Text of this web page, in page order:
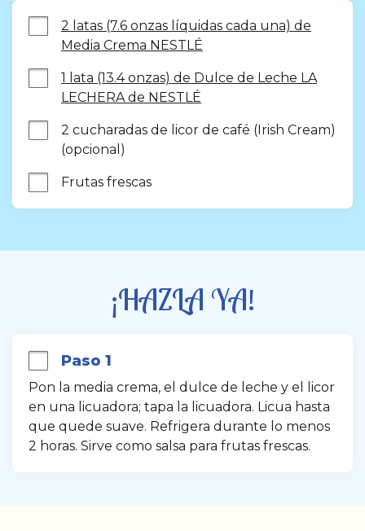
2 latas (7.6 onzas líquidas cada una) de
Media Crema NESTLÉ
1 lata (13.4 onzas) de Dulce de Leche LA
LECHERA de NESTLÉ
2 cucharadas de licor de café (Irish Cream)
(opcional)
Frutas frescas
¡HAZLA YA!
Paso 1
Pon la media crema, el dulce de leche y el licor
en una licuadora; tapa la licuadora. Licua hasta
que quede suave. Refrigera durante lo menos
2 horas. Sirve como salsa para frutas frescas.